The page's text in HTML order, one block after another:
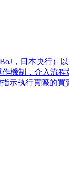
，日本央行）
機制，介入流
示執行實際的